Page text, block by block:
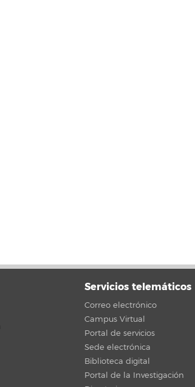
Servicios telemáticos
Correo electrónico
Campus Virtual
Portal de servicios
Sede electrónica
Biblioteca digital
Portal de la Investigación